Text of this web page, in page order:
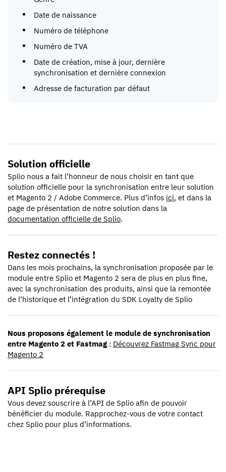
Date de naissance
Numéro de téléphone
Numéro de TVA
Date de création, mise à jour, dernière
synchronisation et dernière connexion
Adresse de facturation par défaut
Solution officielle
Splio nous a fait l’honneur de nous choisir en tant que
solution officielle pour la synchronisation entre leur solution
et Magento 2 / Adobe Commerce. Plus d’infos ici, et dans la
page de présentation de notre solution dans la
documentation officielle de Splio.
Restez connectés !
Dans les mois prochains, la synchronisation proposée par le
module entre Splio et Magento 2 sera de plus en plus fine,
avec la synchronisation des produits, ainsi que la remontée
de l’historique et l’intégration du SDK Loyalty de Splio
Nous proposons également le module de synchronisation
entre Magento 2 et Fastmag : Découvrez Fastmag Sync pour
Magento 2
API Splio prérequise
Vous devez souscrire à l’API de Splio afin de pouvoir
bénéficier du module. Rapprochez-vous de votre contact
chez Splio pour plus d’informations.